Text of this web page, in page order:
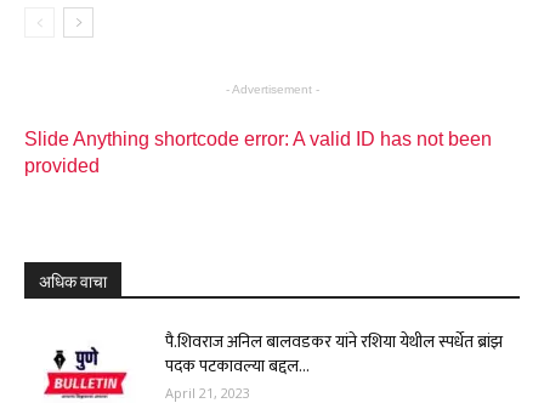
- Advertisement -
Slide Anything shortcode error: A valid ID has not been
provided
अधिक वाचा
पै.शिवराज अनिल बालवडकर यांने रशिया येथील स्पर्धेत ब्रांझ
पदक पटकावल्या बद्दल...
April 21, 2023